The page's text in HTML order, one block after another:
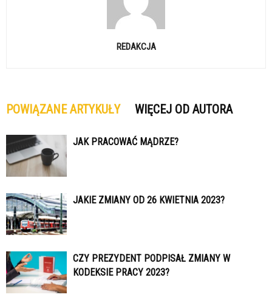
REDAKCJA
POWIĄZANE ARTYKUŁY WIĘCEJ OD AUTORA
JAK PRACOWAĆ MĄDRZE?
JAKIE ZMIANY OD 26 KWIETNIA 2023?
CZY PREZYDENT PODPISAŁ ZMIANY W
KODEKSIE PRACY 2023?